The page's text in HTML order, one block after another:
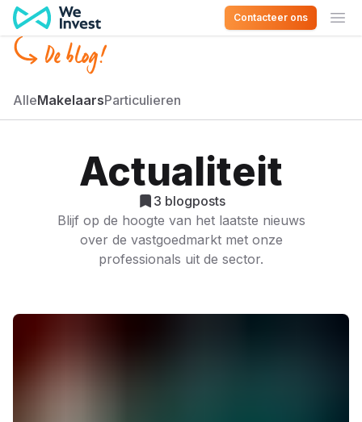
Ga naar de inhoud
Contacteer ons
De blog!
AlleMakelaarsParticulieren
Actualiteit
3 blogposts
Blijf op de hoogte van het laatste nieuws
over de vastgoedmarkt met onze
professionals uit de sector.